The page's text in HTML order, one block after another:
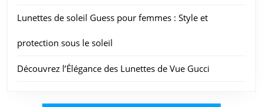
Lunettes de soleil Guess pour femmes : Style et
protection sous le soleil
Découvrez l’Élégance des Lunettes de Vue Gucci